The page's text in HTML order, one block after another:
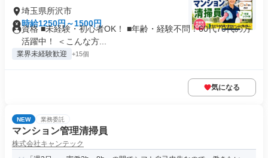
埼玉県所沢市
時給1250円～1500円
資格 ■未経験・初心者OK！ ■年齢・経験不問！60代70代の方
活躍中！ ＜こんな方...
業界未経験歓迎 +15個
気になる
NEW 業務委託
マンション管理清掃員
株式会社キャンテック